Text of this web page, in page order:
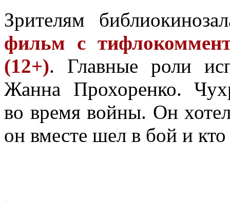
Зрителям
фильм с
(12+). Главные роли
Жанна Прохоренко.
во время войны. Он
он вместе шел в бой и